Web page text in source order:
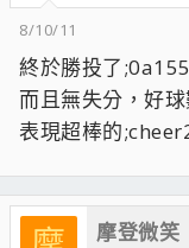
8/10/11
終於勝投了
而且無失分，好
表現超棒的
摩登微笑